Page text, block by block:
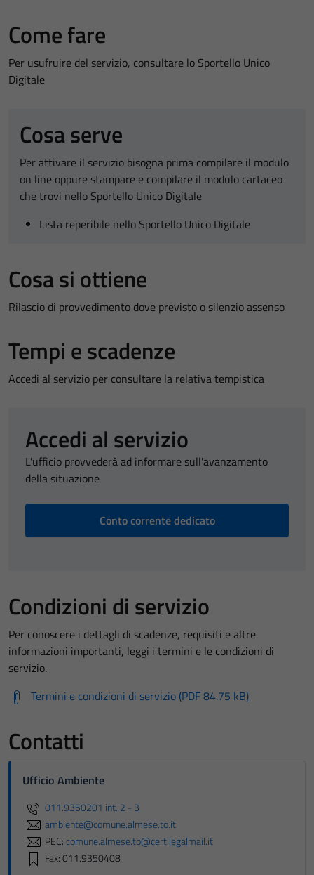
Come fare
Per usufruire del servizio, consultare lo Sportello Unico
Digitale
Cosa serve
Per attivare il servizio bisogna prima compilare il modulo
on line oppure stampare e compilare il modulo cartaceo
che trovi nello Sportello Unico Digitale
Lista reperibile nello Sportello Unico Digitale
Cosa si ottiene
Rilascio di provvedimento dove previsto o silenzio assenso
Tempi e scadenze
Accedi al servizio per consultare la relativa tempistica
Accedi al servizio
L'ufficio provvederà ad informare sull'avanzamento
della situazione
Conto corrente dedicato
Condizioni di servizio
Per conoscere i dettagli di scadenze, requisiti e altre
informazioni importanti, leggi i termini e le condizioni di
servizio.
Termini e condizioni di servizio (PDF 84.75 kB)
Contatti
Ufficio Ambiente
011.9350201 int. 2 - 3
ambiente@comune.almese.to.it
PEC:comune.almese.to@cert.legalmail.it
Fax: 011.9350408